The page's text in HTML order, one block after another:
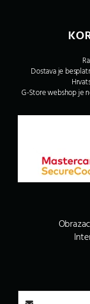
Dostava je
G-Store webshop je